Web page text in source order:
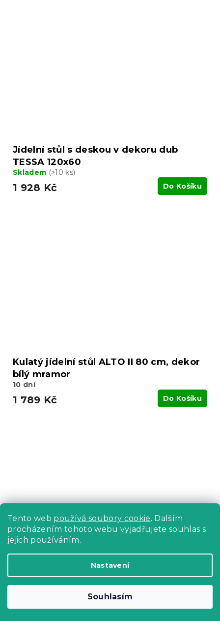
Tento web používá soubory cookie. Dalším
procházením tohoto webu vyjadřujete souhlas s
jejich používáním.
Nastavení
Souhlasím
Jídelní stůl s deskou v dekoru dub
TESSA 120x60
Skladem (>10 ks)
1 928 Kč Do Košíku
Kulatý jídelní stůl ALTO II 80 cm, dekor
bílý mramor
10 dní
1 789 Kč Do Košíku
Kulatý jídelní stůl AMADEO 100x100 cm,
dekor ořech
4 809 Kč Do Košíku